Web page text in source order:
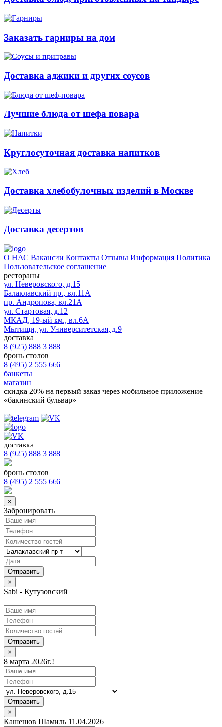
Заказать гарниры на дом
Доставка аджики и других соусов
Лучшие блюда от шефа повара
Круглосуточная доставка напитков
Доставка хлебобулочных изделий в Москве
Доставка десертов
О НАС Вакансии Контакты Отзывы Информация Политика
Пользовательское соглашение
рестораны
ул. Неверовского, д.15
Балаклавский пр., вл.11А
пр. Андропова, вл.21А
ул. Стартовая, д.12
МКАД, 19-ый км., вл.6А
Мытищи, ул. Университетская, д.9
доставка
8 (925) 888 3 888
бронь столов
8 (495) 2 555 666
банкеты
магазин
скидка 20% на первый заказ через мобильное приложение
«бакинский бульвар»
доставка
8 (925) 888 3 888
бронь столов
8 (495) 2 555 666
×
Забронировать
×
Sabi - Кутузовский
Отправить
×
8 марта 2026г.!
Отправить
×
Кашешов Шамиль 11.04.2026